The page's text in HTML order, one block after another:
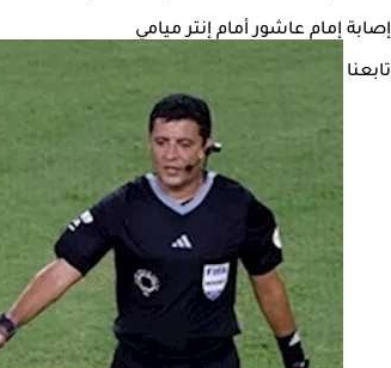
إصابة إمام عاشور أمام إنتر ميامي
تابعنا على